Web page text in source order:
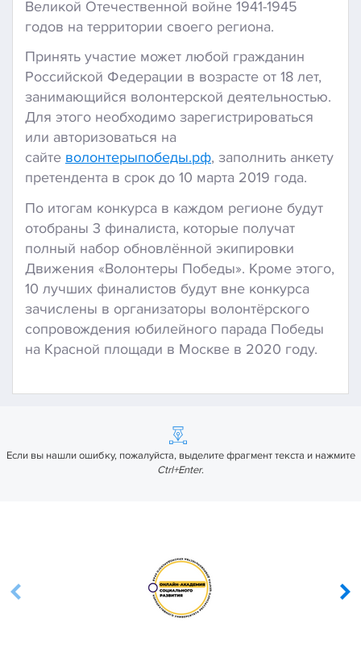
Великой Отечественной войне 1941-1945
годов на территории своего региона.
Принять участие может любой гражданин
Российской Федерации в возрасте от 18 лет,
занимающийся волонтерской деятельностью.
Для этого необходимо зарегистрироваться
или авторизоваться на
сайте волонтерыпобеды.рф, заполнить анкету
претендента в срок до 10 марта 2019 года.
По итогам конкурса в каждом регионе будут
отобраны 3 финалиста, которые получат
полный набор обновлённой экипировки
Движения «Волонтеры Победы». Кроме этого,
10 лучших финалистов будут вне конкурса
зачислены в организаторы волонтёрского
сопровождения юбилейного парада Победы
на Красной площади в Москве в 2020 году.
Если вы нашли ошибку, пожалуйста, выделите фрагмент текста и нажмите
Ctrl+Enter.